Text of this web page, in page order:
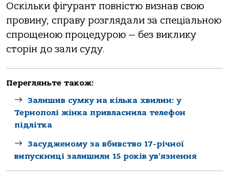
Оскільки фігурант повністю визнав свою
провину, справу розглядали за спеціальною
спрощеною процедурою — без виклику
сторін до зали суду.
Перегляньте також:
Залишив сумку на кілька хвилин: у
Тернополі жінка привласнила телефон
підлітка
Засудженому за вбивство 17-річної
випускниці залишили 15 років ув’язнення